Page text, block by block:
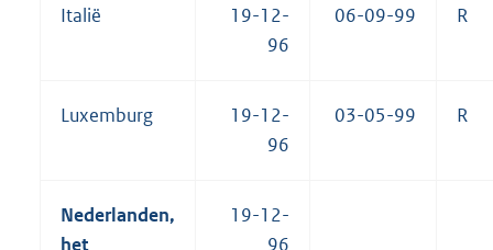
Italië
19-12-
96
06-09-99 R
Luxemburg
19-12-
96
03-05-99 R
Nederlanden,
het
19-12-
96